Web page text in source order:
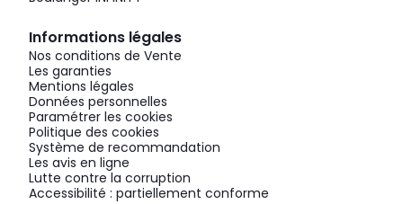
Informations légales
Nos conditions de Vente
Les garanties
Mentions légales
Données personnelles
Paramétrer les cookies
Politique des cookies
Système de recommandation
Les avis en ligne
Lutte contre la corruption
Accessibilité : partiellement conforme